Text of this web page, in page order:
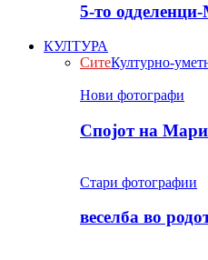
5-то
КУЛТУРА
СитеКултурно-
Нови фотографи
Спојот на
Стари фотографии
веселба во